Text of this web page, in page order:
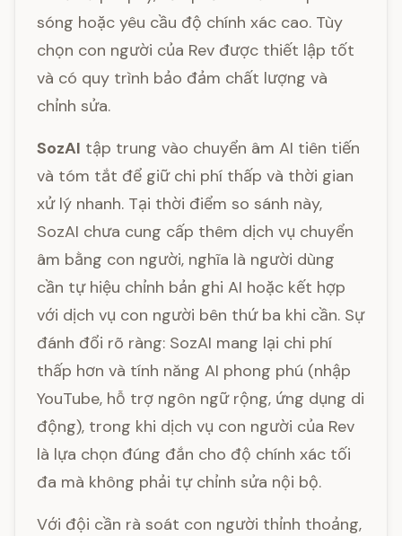
sóng hoặc yêu cầu độ chính xác cao. Tùy
chọn con người của Rev được thiết lập tốt
và có quy trình bảo đảm chất lượng và
chỉnh sửa.
SozAI tập trung vào chuyển âm AI tiên tiến
và tóm tắt để giữ chi phí thấp và thời gian
xử lý nhanh. Tại thời điểm so sánh này,
SozAI chưa cung cấp thêm dịch vụ chuyển
âm bằng con người, nghĩa là người dùng
cần tự hiệu chỉnh bản ghi AI hoặc kết hợp
với dịch vụ con người bên thứ ba khi cần. Sự
đánh đổi rõ ràng: SozAI mang lại chi phí
thấp hơn và tính năng AI phong phú (nhập
YouTube, hỗ trợ ngôn ngữ rộng, ứng dụng di
động), trong khi dịch vụ con người của Rev
là lựa chọn đúng đắn cho độ chính xác tối
đa mà không phải tự chỉnh sửa nội bộ.
Với đội cần rà soát con người thỉnh thoảng,